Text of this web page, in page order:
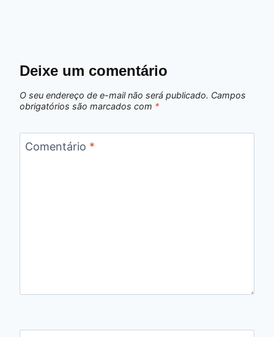
Deixe um comentário
O seu endereço de e-mail não será publicado. Campos
obrigatórios são marcados com *
Comentário *